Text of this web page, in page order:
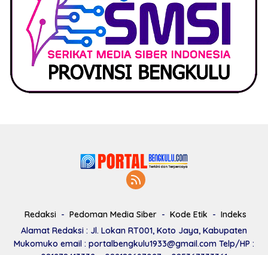
Redaksi Pedoman Media Siber Kode Etik
Indeks
Alamat Redaksi : Jl. Lokan RT001, Koto Jaya, Kabupaten
Mukomuko email : portalbengkulu1933@gmail.com Telp/HP :